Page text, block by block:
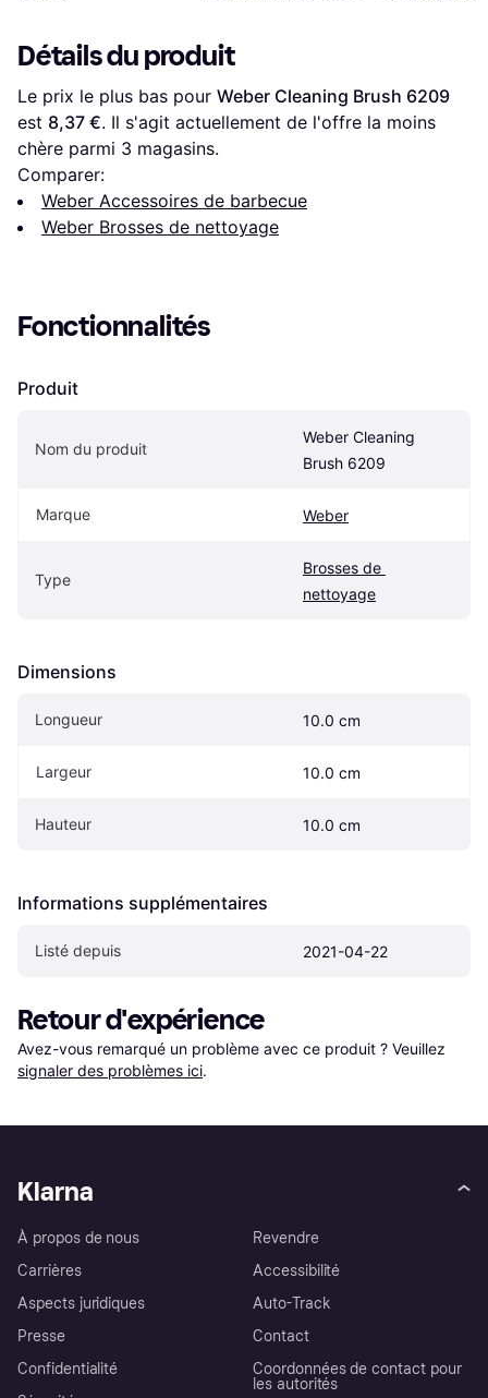
Détails du produit
Le prix le plus bas pour Weber Cleaning Brush 6209
est 8,37 €. Il s'agit actuellement de l'offre la moins
chère parmi 3 magasins.
Comparer:
Weber Accessoires de barbecue
Weber Brosses de nettoyage
Fonctionnalités
Produit
Nom du produit
Weber Cleaning
Brush 6209
Marque Weber
Type
Brosses de
nettoyage
Dimensions
Longueur 10.0 cm
Largeur 10.0 cm
Hauteur 10.0 cm
Informations supplémentaires
Listé depuis 2021-04-22
Retour d'expérience
Avez-vous remarqué un problème avec ce produit ? Veuillez
signaler des problèmes ici.
Klarna
À propos de nous
Carrières
Aspects juridiques
Presse
Confidentialité
Revendre
Accessibilité
Auto-Track
Contact
Coordonnées de contact pour
les autorités